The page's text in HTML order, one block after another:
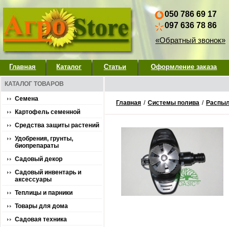
050 786 69 17
097 636 78 86
«Обратный звонок»
Главная Каталог Статьи Оформление заказа
КАТАЛОГ ТОВАРОВ
Семена
Картофель семенной
Средства защиты растений
Удобрения, грунты,
биопрепараты
Садовый декор
Садовый инвентарь и
аксессуары
Теплицы и парники
Товары для дома
Садовая техника
Главная / Системы полива /